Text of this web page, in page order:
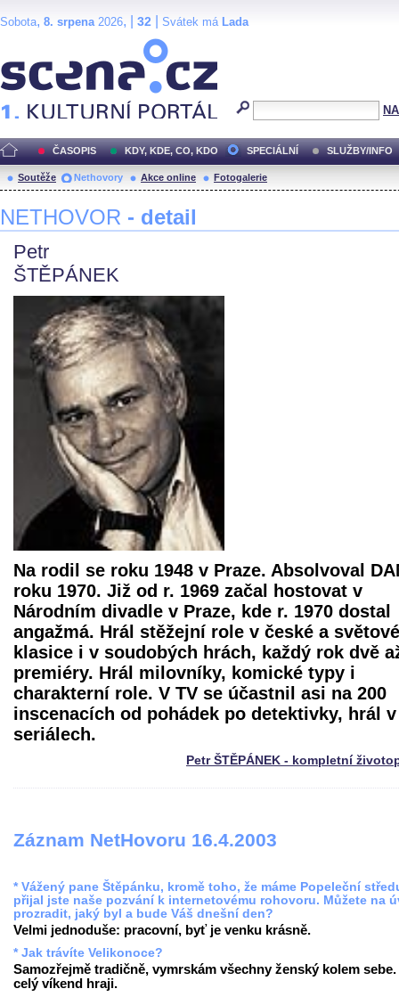
Sobota, 8. srpena2026, | 32 Svátek má Lada
ČASOPIS KDY, KDE, CO, KDO SPECIÁLNÍ SLUŽBY/INFO
Soutěže Nethovory Akce online Fotogalerie
NETHOVOR - detail
Petr
ŠTĚPÁNEK
Na rodil se roku 1948 v Praze. Absolvoval
roku 1970. Již od r. 1969 začal hostovat v
Národním divadle v Praze, kde r. 1970 dostal
angažmá. Hrál stěžejní role v české a světové
klasice i v soudobých hrách, každý rok dvě
premiéry. Hrál milovníky, komické typy i
charakterní role. V TV se účastnil asi na 200
inscenacích od pohádek po detektivky, hrál v
seriálech.
Petr ŠTĚPÁNEK - kompletní
Záznam NetHovoru 16.4.2003
* Vážený pane Štěpánku, kromě toho, že máme Popeleční
přijal jste naše pozvání k internetovému rohovoru. Můžete na
prozradit, jaký byl a bude Váš dnešní den?
Velmi jednoduše: pracovní, byť je venku krásně.
* Jak trávíte Velikonoce?
Samozřejmě tradičně, vymrskám všechny ženský kolem
celý víkend hraji.